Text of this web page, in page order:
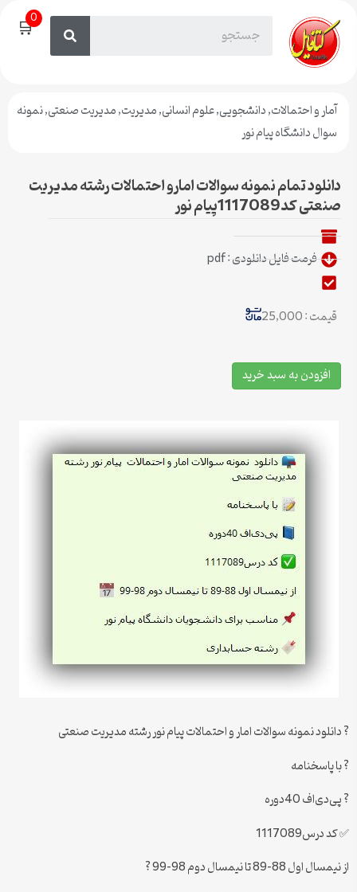
🛒0
آمار و احتمالات,دانشجویی,علوم انسانی,مدیریت,مدیریت صنعتی,نمونه
سوال دانشگاه پیام نور
دانلود تمام نمونه سوالات امارو احتمالات رشته مدیریت
صنعتی کد1117089پیام نور
فرمت فایل دانلودی : pdf
قیمت : 25,000
افزودن به سبد خرید
? دانلود نمونه سوالات امار و احتمالات پیام نور رشته مدیریت صنعتی
? با پاسخنامه
? پی‌دی‌اف 40دوره
✅ کد درس1117089
از نیمسال اول 88-89 تا نیمسال دوم 98-99 ?